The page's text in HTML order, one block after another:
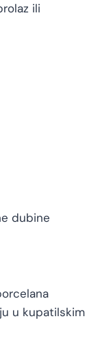
ili
dubine
u kupatilskim